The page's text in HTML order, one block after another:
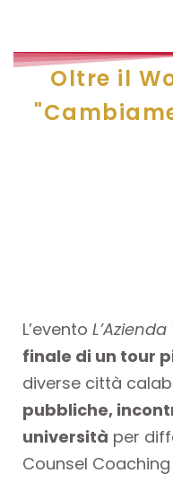
Oltre il
L’evento
finale di un tour
diverse città
pubbliche,
università per
Counsel